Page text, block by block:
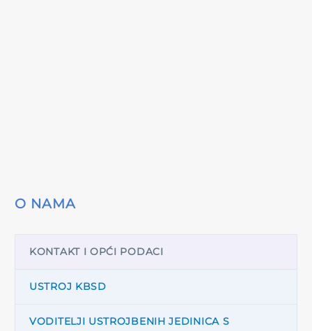
O NAMA
KONTAKT I OPĆI PODACI
USTROJ KBSD
VODITELJI USTROJBENIH JEDINICA S